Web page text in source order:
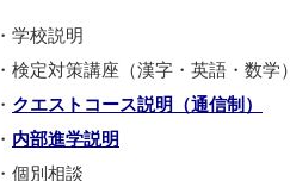
・学校説明
・検定対策講座（漢字・英語・数学
・ クエストコース説明（通信制）
・ 内部進学説明
・個別相談